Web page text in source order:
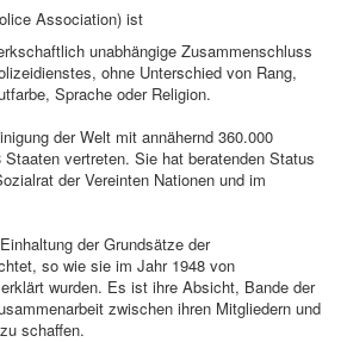
Association) ist
unabhängige Zusammenschluss
ohne Unterschied von Rang,
Sprache oder Religion.
der Welt mit annähernd 360.000
vertreten. Sie hat beratenden Status
der Vereinten Nationen und im
der Grundsätze der
so wie sie im Jahr 1948 von
erklärt wurden. Es ist ihre Absicht, Bande der
zwischen ihren Mitgliedern und
schaffen.